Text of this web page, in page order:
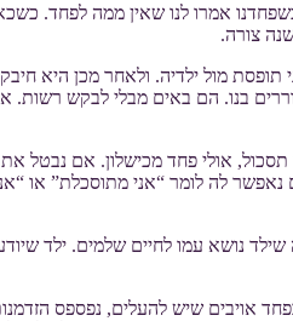
אמרו לנו שאין ממה לפחד.
צורה.
מול ילדיה. ולאחר מכן היא
בנו. הם באים מבלי לבקש רשות.
אולי פחד מכישלון. אם נבטל
לה לומר “אני מתוסכלת” או
נושא עמו לחיים שלמים. ילד
שיש להעלים, נפספס